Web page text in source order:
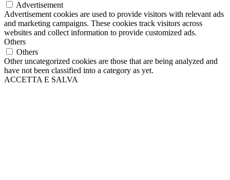
Advertisement
Advertisement cookies are used to provide visitors with relevant ads
and marketing campaigns. These cookies track visitors across
websites and collect information to provide customized ads.
Others
Others
Other uncategorized cookies are those that are being analyzed and
have not been classified into a category as yet.
ACCETTA E SALVA